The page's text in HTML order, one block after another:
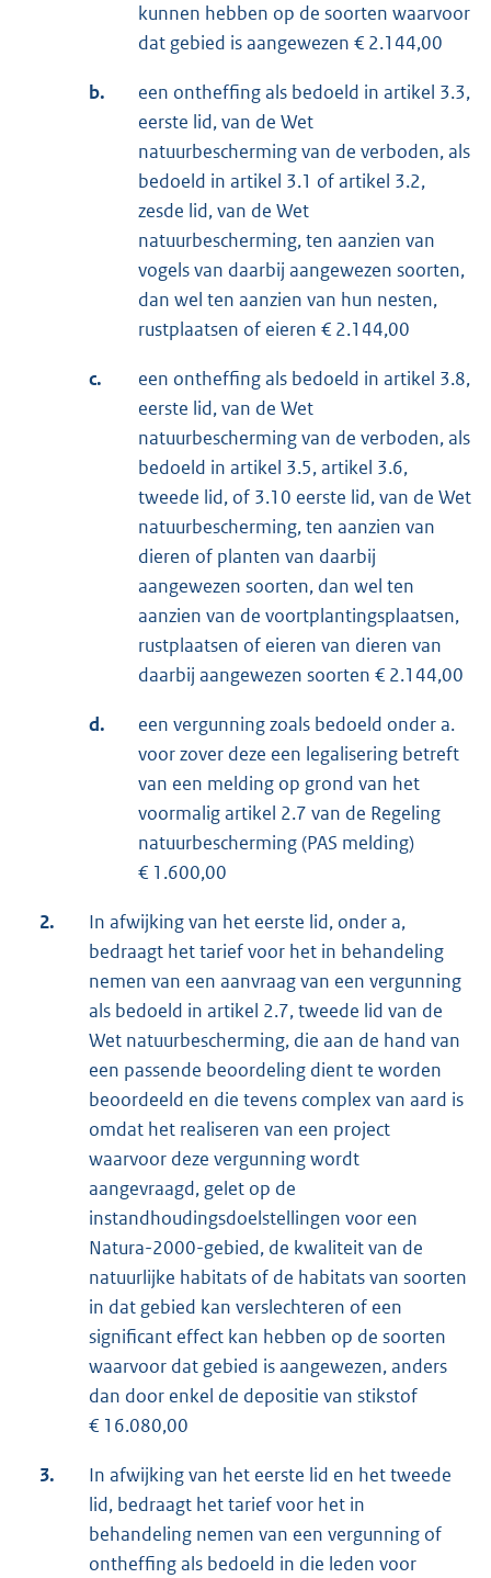
kunnen hebben op de soorten waarvoor
dat gebied is aangewezen € 2.144,00
b.
een ontheffing als bedoeld in artikel 3.3,
eerste lid, van de Wet
natuurbescherming van de verboden, als
bedoeld in artikel 3.1 of artikel 3.2,
zesde lid, van de Wet
natuurbescherming, ten aanzien van
vogels van daarbij aangewezen soorten,
dan wel ten aanzien van hun nesten,
rustplaatsen of eieren € 2.144,00
c.
een ontheffing als bedoeld in artikel 3.8,
eerste lid, van de Wet
natuurbescherming van de verboden, als
bedoeld in artikel 3.5, artikel 3.6,
tweede lid, of 3.10 eerste lid, van de Wet
natuurbescherming, ten aanzien van
dieren of planten van daarbij
aangewezen soorten, dan wel ten
aanzien van de voortplantingsplaatsen,
rustplaatsen of eieren van dieren van
daarbij aangewezen soorten € 2.144,00
d.
een vergunning zoals bedoeld onder a.
voor zover deze een legalisering betreft
van een melding op grond van het
voormalig artikel 2.7 van de Regeling
natuurbescherming (PAS melding)
€ 1.600,00
2.
In afwijking van het eerste lid, onder a,
bedraagt het tarief voor het in behandeling
nemen van een aanvraag van een vergunning
als bedoeld in artikel 2.7, tweede lid van de
Wet natuurbescherming, die aan de hand van
een passende beoordeling dient te worden
beoordeeld en die tevens complex van aard is
omdat het realiseren van een project
waarvoor deze vergunning wordt
aangevraagd, gelet op de
instandhoudingsdoelstellingen voor een
Natura-2000-gebied, de kwaliteit van de
natuurlijke habitats of de habitats van soorten
in dat gebied kan verslechteren of een
significant effect kan hebben op de soorten
waarvoor dat gebied is aangewezen, anders
dan door enkel de depositie van stikstof
€ 16.080,00
3.
In afwijking van het eerste lid en het tweede
lid, bedraagt het tarief voor het in
behandeling nemen van een vergunning of
ontheffing als bedoeld in die leden voor